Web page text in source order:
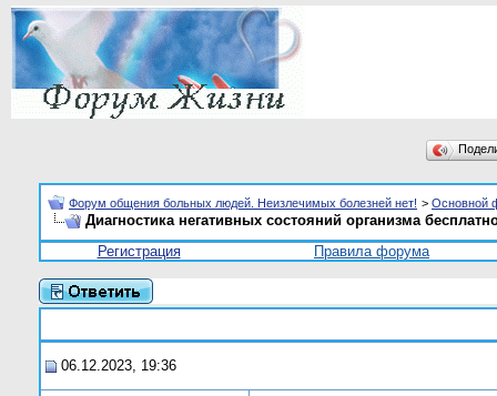
Форум общения больных людей. Неизлечимых болезней нет! > Основной
Диагностика негативных состояний организма
Регистрация
Правила форума
06.12.2023, 19:36